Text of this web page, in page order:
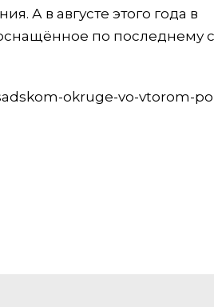
А в августе этого года в
по последнему
okruge-vo-vtorom-